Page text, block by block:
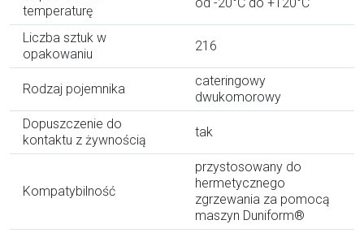
temperaturę
Liczba sztuk w
opakowaniu
216
Rodzaj pojemnika
cateringowy
dwukomorowy
Dopuszczenie do
kontaktu z żywnością
tak
Kompatybilność
przystosowany do
hermetycznego
zgrzewania za pomocą
maszyn Duniform®